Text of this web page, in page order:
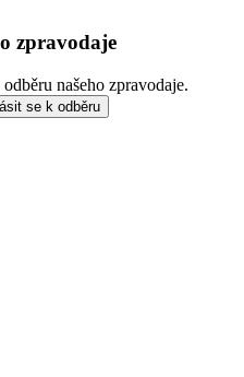
zpravodaje
našeho zpravodaje.
se k odběru